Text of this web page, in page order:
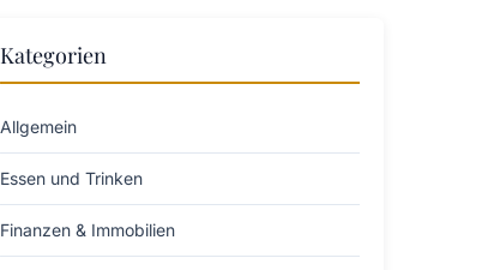
Kategorien
Allgemein
Essen und Trinken
Finanzen & Immobilien